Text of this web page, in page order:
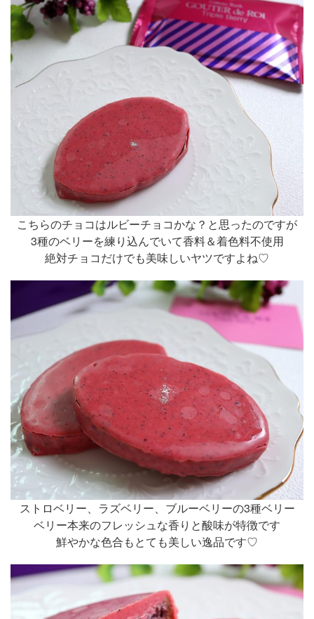
こちらのチョコはルビーチョコかな？と思ったのですが
3種のベリーを練り込んでいて香料＆着色料不使用
絶対チョコだけでも美味しいヤツですよね♡
ストロベリー、ラズベリー、ブルーベリーの3種ベリー
ベリー本来のフレッシュな香りと酸味が特徴です
鮮やかな色合もとても美しい逸品です♡